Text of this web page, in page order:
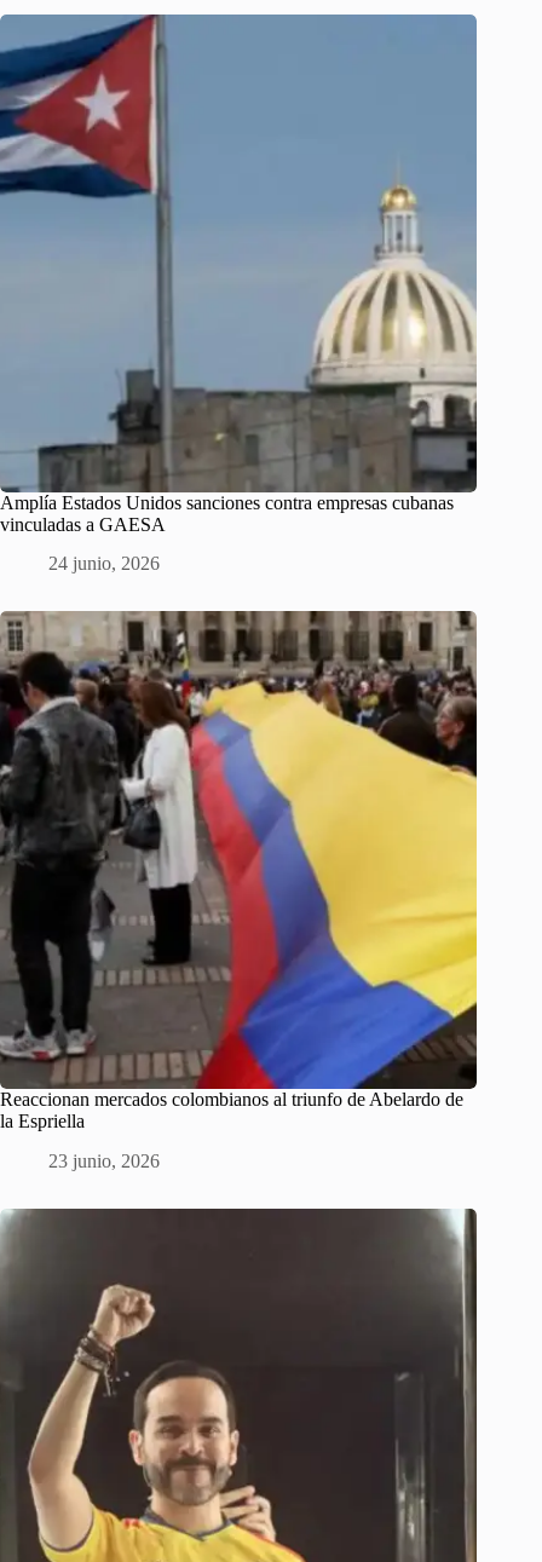
Amplía Estados Unidos sanciones contra empresas cubanas
vinculadas a GAESA
24 junio, 2026
Reaccionan mercados colombianos al triunfo de Abelardo de
la Espriella
23 junio, 2026